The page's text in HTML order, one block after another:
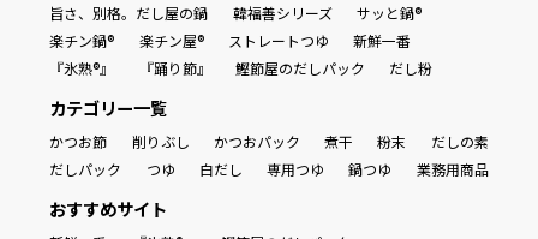
旨さ、別格。だし屋の鍋
韓福善シリーズ
サッと鍋®
楽チン鍋®
楽チン屋® ストレートつゆ
新鮮一番
『氷熟®』
『踊り節』 鰹節屋のだしパック だし粉
カテゴリー一覧
かつお節 削りぶし かつおパック 煮干 粉末
だしの素
だしパック
つゆ 白だし 専用つゆ 鍋つゆ 業務用商品
おすすめサイト